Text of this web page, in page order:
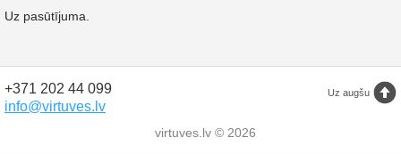
Uz pasūtījuma.
Uz augšu
+371 202 44 099
info@virtuves.lv
virtuves.lv © 2026